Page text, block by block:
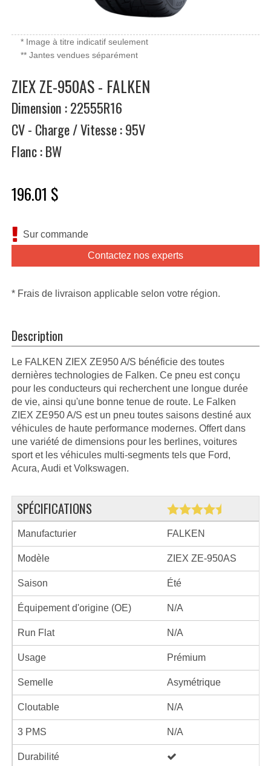
* Image à titre indicatif seulement
** Jantes vendues séparément
ZIEX ZE-950AS - FALKEN
Dimension : 22555R16
CV - Charge / Vitesse : 95V
Flanc : BW
196.01 $
Sur commande
Contactez nos experts
* Frais de livraison applicable selon votre région.
Description
Le FALKEN ZIEX ZE950 A/S bénéficie des toutes
dernières technologies de Falken. Ce pneu est conçu
pour les conducteurs qui recherchent une longue durée
de vie, ainsi qu'une bonne tenue de route. Le Falken
ZIEX ZE950 A/S est un pneu toutes saisons destiné aux
véhicules de haute performance modernes. Offert dans
une variété de dimensions pour les berlines, voitures
sport et les véhicules multi-segments tels que Ford,
Acura, Audi et Volkswagen.
SPÉCIFICATIONS
Manufacturier FALKEN
Modèle ZIEX ZE-950AS
Saison Été
Équipement d'origine (OE) N/A
Run Flat N/A
Usage Prémium
Semelle Asymétrique
Cloutable N/A
3 PMS N/A
Durabilité